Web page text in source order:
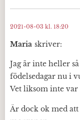
Maria skriver:
2021-08-03 kl. 18:20
Jag är inte heller
födelsedagar nu i
Vet liksom inte var
Är dock ok med